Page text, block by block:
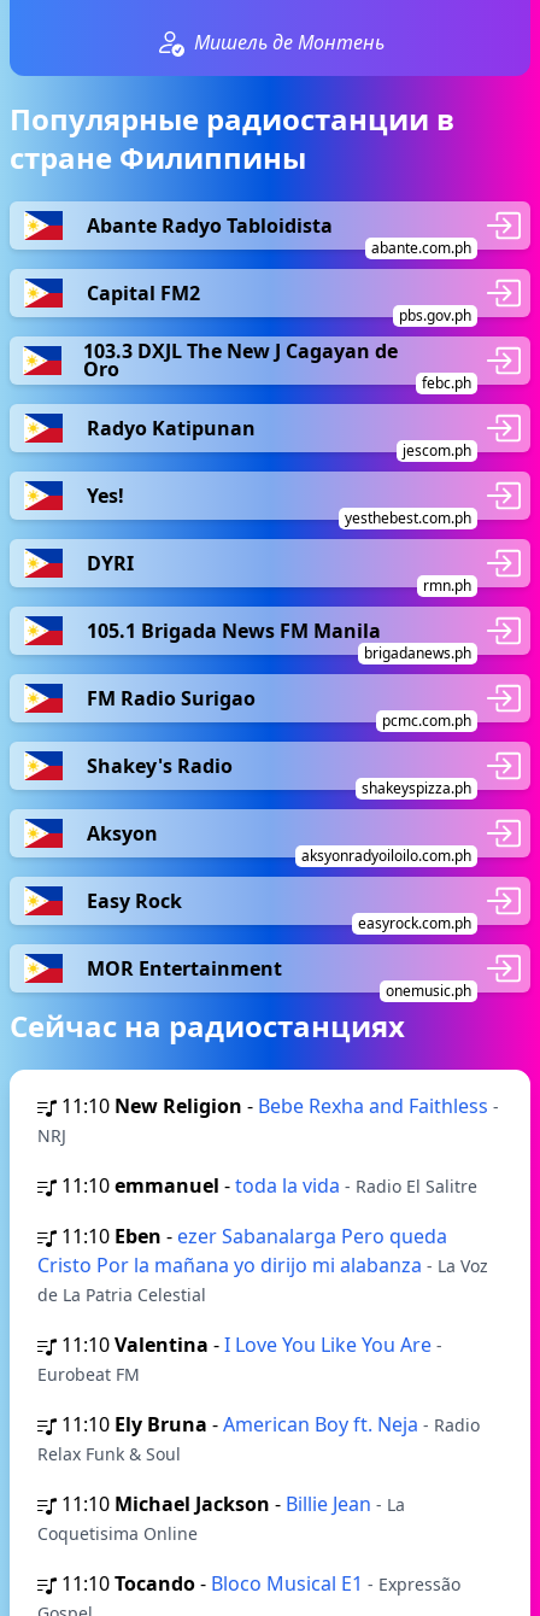
Мишель де Монтень
Популярные радиостанции в
стране Филиппины
Abante Radyo Tabloidista
abante.com.ph
Capital FM2
pbs.gov.ph
103.3 DXJL The New J Cagayan de
Oro
febc.ph
Radyo Katipunan
jescom.ph
Yes!
yesthebest.com.ph
DYRI
rmn.ph
105.1 Brigada News FM Manila
brigadanews.ph
FM Radio Surigao
pcmc.com.ph
Shakey's Radio
shakeyspizza.ph
Aksyon
aksyonradyoiloilo.com.ph
Easy Rock
easyrock.com.ph
MOR Entertainment
onemusic.ph
Сейчас на радиостанциях
11:10 New Religion - Bebe Rexha and Faithless -
NRJ
11:10emmanuel -toda la vida - Radio El Salitre
11:10 Eben - ezer Sabanalarga Pero queda
Cristo Por la mañana yo dirijo mi alabanza - La Voz
de La Patria Celestial
11:10Valentina -I Love You Like You Are -
Eurobeat FM
11:10 Ely Bruna -American Boy ft. Neja - Radio
Relax Funk & Soul
11:10 Michael Jackson - Billie Jean - La
Coquetisima Online
11:10Tocando- Bloco Musical E1 - Expressão